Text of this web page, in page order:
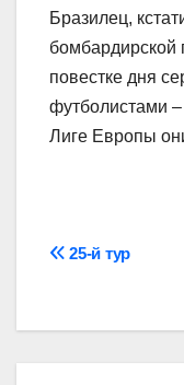
Бразилец,
бомбардирской
повестке дня
футболистами
Лиге Европы
25-й тур